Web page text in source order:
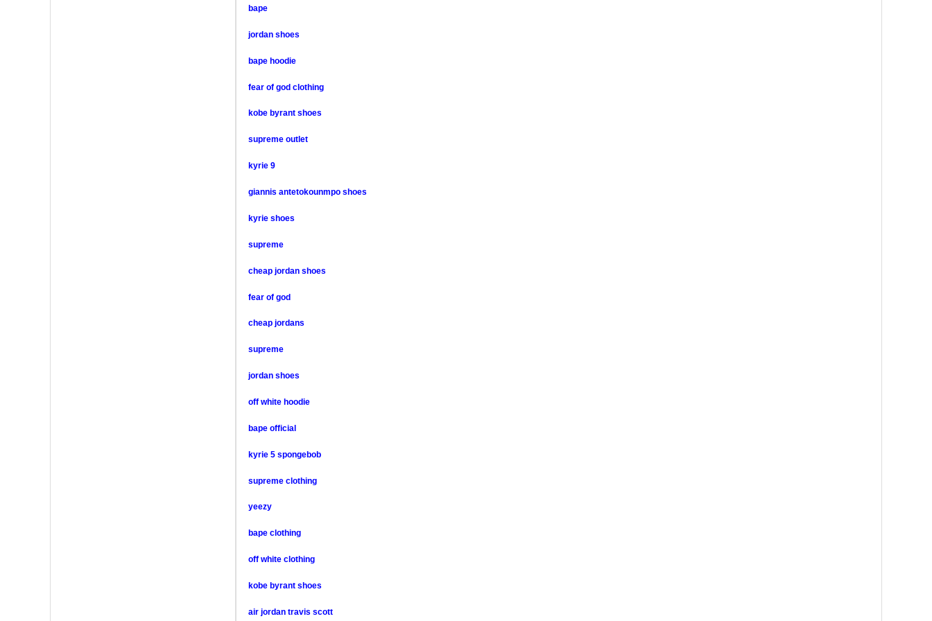
bape
jordan shoes
bape hoodie
fear of god clothing
kobe byrant shoes
supreme outlet
kyrie 9
giannis antetokounmpo shoes
kyrie shoes
supreme
cheap jordan shoes
fear of god
cheap jordans
supreme
jordan shoes
off white hoodie
bape official
kyrie 5 spongebob
supreme clothing
yeezy
bape clothing
off white clothing
kobe byrant shoes
air jordan travis scott